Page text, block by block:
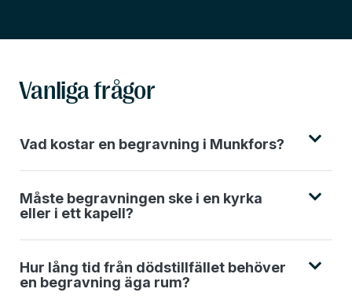
Vanliga frågor
Vad kostar en begravning i Munkfors?
Måste begravningen ske i en kyrka
eller i ett kapell?
Hur lång tid från dödstillfället behöver
en begravning äga rum?